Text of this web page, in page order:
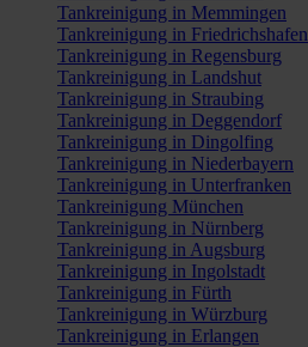
Tankreinigung in Memmingen
Tankreinigung in Friedrichshafen
Tankreinigung in Regensburg
Tankreinigung in Landshut
Tankreinigung in Straubing
Tankreinigung in Deggendorf
Tankreinigung in Dingolfing
Tankreinigung in Niederbayern
Tankreinigung in Unterfranken
Tankreinigung München
Tankreinigung in Nürnberg
Tankreinigung in Augsburg
Tankreinigung in Ingolstadt
Tankreinigung in Fürth
Tankreinigung in Würzburg
Tankreinigung in Erlangen